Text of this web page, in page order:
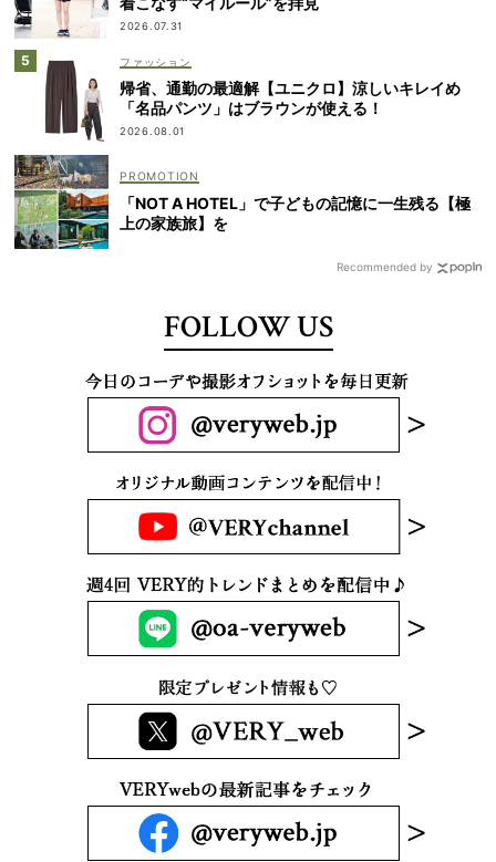
2026.07.31
ファッション
帰省、通勤の最適解【ユニクロ】涼しいキレイめ
「名品パンツ」はブラウンが使える！
2026.08.01
「NOT A HOTEL」で子どもの記憶に一生残る【極
上の家族旅】を
Recommended by
FOLLOW US